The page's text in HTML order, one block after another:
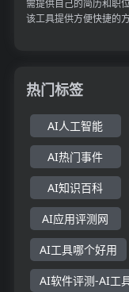
需提供自己的简历和职
该工具提供方便快捷的
热门标签
AI人工智能
AI热门事件
AI知识百科
AI应用评测网
AI工具哪个好用
AI软件评测-AI工